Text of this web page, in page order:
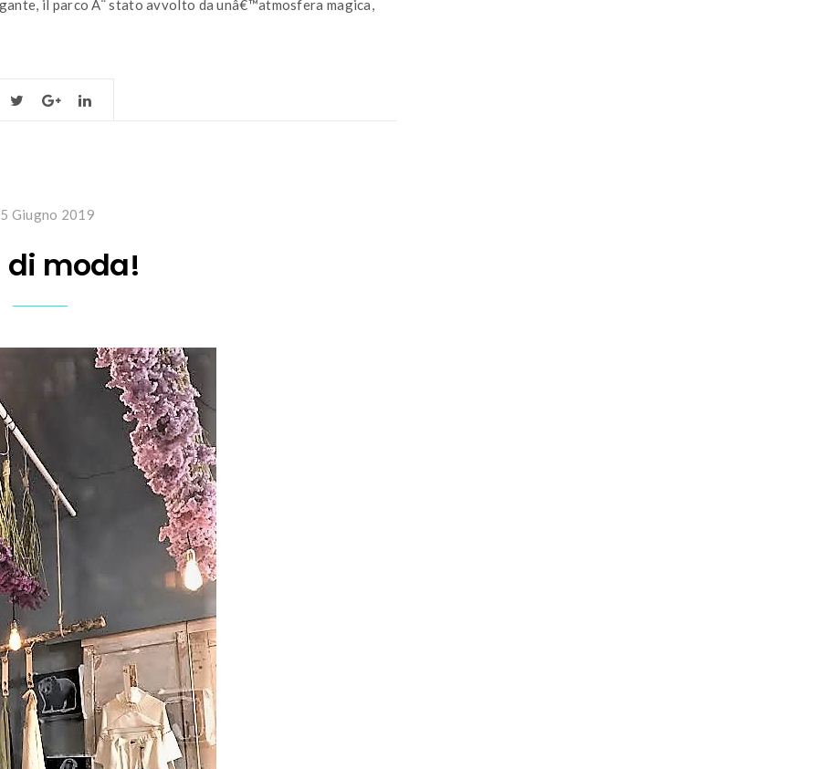
il parco Ã¨ stato avvolto da unâ€™atmosfera magica,
Giugno 2019
di moda!